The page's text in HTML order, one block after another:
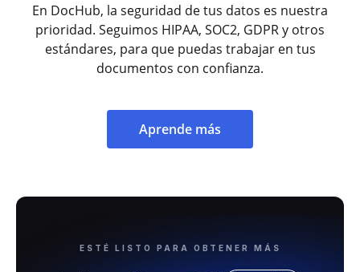
En DocHub, la seguridad de tus datos es nuestra
prioridad. Seguimos HIPAA, SOC2, GDPR y otros
estándares, para que puedas trabajar en tus
documentos con confianza.
Aprende más
ESTÉ LISTO PARA OBTENER MÁS